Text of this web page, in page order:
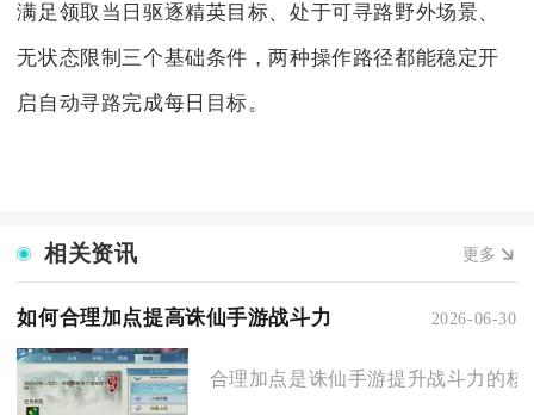
满足领取当日驱逐精英目标、处于可寻路野外场景、
无状态限制三个基础条件，两种操作路径都能稳定开
启自动寻路完成每日目标。
相关资讯 更多
如何合理加点提高诛仙手游战斗力 2026-06-30
合理加点是诛仙手游提升战斗力的